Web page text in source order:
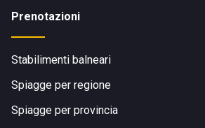
Prenotazioni
Stabilimenti balneari
Spiagge per regione
Spiagge per provincia